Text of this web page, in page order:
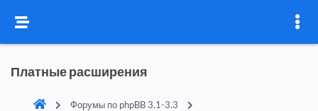
Платные расширения
Форумы по phpBB 3.1-3.3